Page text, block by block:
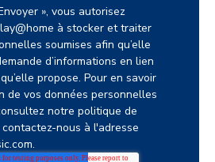
», vous autorisez
à stocker et traiter
soumises afin qu’elle
d’informations en lien
propose. Pour en savoir
de vos données personnelles
notre politique de
nous à l'adresse